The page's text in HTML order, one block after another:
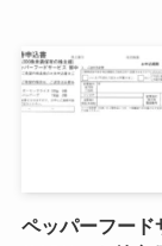
ペッパーフード